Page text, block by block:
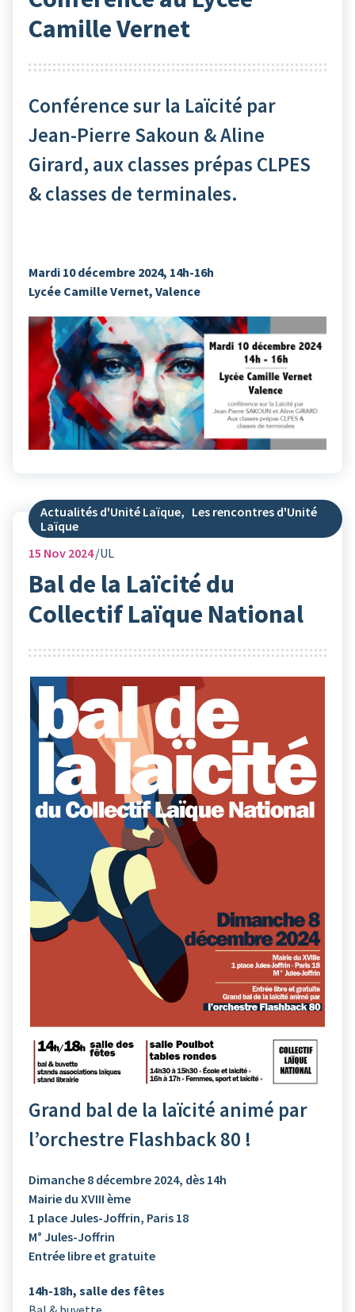
Camille Vernet
Conférence sur la Laïcité par
Jean-Pierre Sakoun & Aline
Girard, aux classes prépas CLPES
& classes de terminales.
Mardi 10 décembre 2024, 14h-16h
Lycée Camille Vernet, Valence
Actualités d'Unité Laïque, Les rencontres d'Unité
Laïque
15 Nov 2024 UL
Bal de la Laïcité du
Collectif Laïque National
Grand bal de la laïcité animé par
l’orchestre Flashback 80 !
Dimanche 8 décembre 2024, dès 14h
Mairie du XVIII ème
1 place Jules-Joffrin, Paris 18
M° Jules-Joffrin
Entrée libre et gratuite
14h-18h, salle des fêtes